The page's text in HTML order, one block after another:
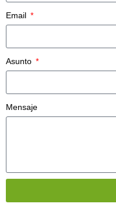
Email
Asunto
Mensaje